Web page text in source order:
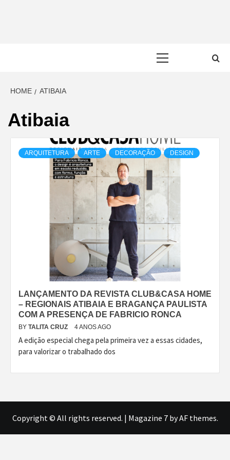
HOME ATIBAIA
Atibaia
ARQUITETURA ARTE DECORAÇÃO DESIGN
LANÇAMENTO DA REVISTA CLUB&CASA HOME
– REGIONAIS ATIBAIA E BRAGANÇA PAULISTA
COM A PRESENÇA DE FABRICIO RONCA
BY TALITA CRUZ 4 ANOS AGO
A edição especial chega pela primeira vez a essas cidades,
para valorizar o trabalhado dos
Copyright © All rights reserved. | Magazine 7by AF themes.